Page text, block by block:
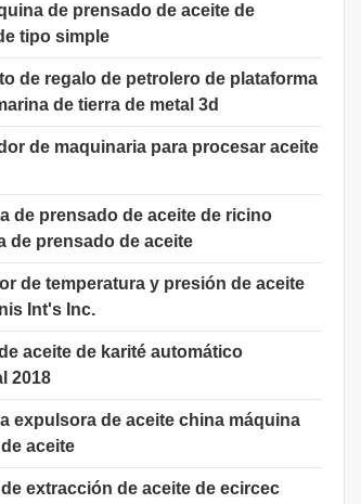
de prensado de aceite de
tipo simple
de regalo de petrolero de plataforma
de tierra de metal 3d
de maquinaria para procesar aceite
de prensado de aceite de ricino
de prensado de aceite
de temperatura y presión de aceite
Int's Inc.
aceite de karité automático
2018
expulsora de aceite china máquina
aceite
de extracción de aceite de ecircec